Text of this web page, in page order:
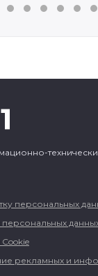
персональных
рекламных и